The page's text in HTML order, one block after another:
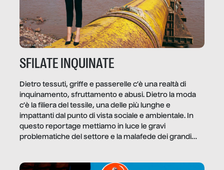
SFILATE INQUINATE
Dietro tessuti, griffe e passerelle c’è una realtà di
inquinamento, sfruttamento e abusi. Dietro la moda
c’è la filiera del tessile, una delle più lunghe e
impattanti dal punto di vista sociale e ambientale. In
questo reportage mettiamo in luce le gravi
problematiche del settore e la malafede dei grandi